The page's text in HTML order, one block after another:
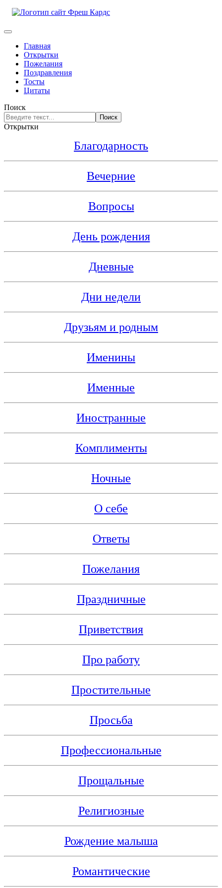
Главная
Открытки
Пожелания
Поздравления
Тосты
Цитаты
Поиск
Поиск
Открытки
Благодарность
Вечерние
Вопросы
День рождения
Дневные
Дни недели
Друзьям и родным
Именины
Именные
Иностранные
Комплименты
Ночные
О себе
Ответы
Пожелания
Праздничные
Приветствия
Про работу
Простительные
Просьба
Профессиональные
Прощальные
Религиозные
Рождение малыша
Романтические